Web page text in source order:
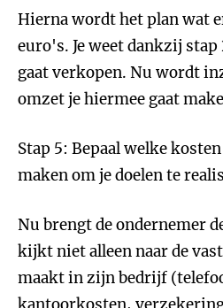
Hierna wordt het plan wat
euro's. Je weet dankzij stap
gaat verkopen. Nu wordt
omzet je hiermee gaat
Stap 5: Bepaal welke
maken om je doelen te
Nu brengt de ondernemer
kijkt niet alleen naar de
maakt in zijn bedrijf